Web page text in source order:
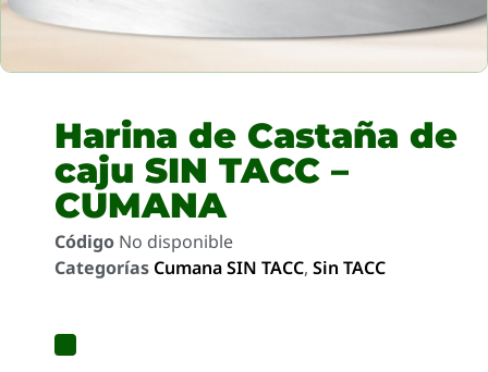
Harina de Castaña de
caju SIN TACC –
CUMANA
Código No disponible
Categorías Cumana SIN TACC, Sin TACC